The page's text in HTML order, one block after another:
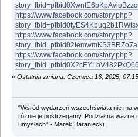
https://www.facebook.com/story.php?
https://www.facebook.com/story.php?
https://www.facebook.com/story.php?
« Ostatnia zmiana: Czerwca 16, 2025,
"Wśród wydarzeń wszechświata nie ma
różnie je postrzegamy. Podział na
umysłach" - Marek Baraniecki